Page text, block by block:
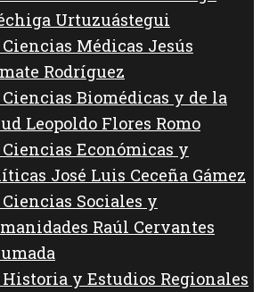
Urtuzuástegui
Médicas Jesús
Rodríguez
Biomédicas y de la
Leopoldo Flores Romo
Económicas y
José Luis Ceceña Gámez
Sociales y
Raúl Cervantes
y Estudios Regionales